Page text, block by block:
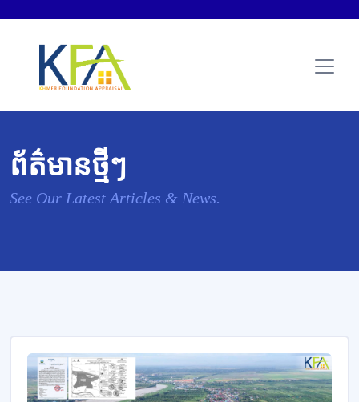
ព័ត៌មានថ្មីៗ
See Our Latest Articles & News.